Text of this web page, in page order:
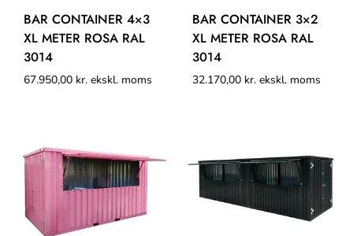
BAR CONTAINER 4×3
XL METER ROSA RAL
3014
67.950,00 kr. ekskl. moms
BAR CONTAINER 3×2
XL METER ROSA RAL
3014
32.170,00 kr. ekskl. moms